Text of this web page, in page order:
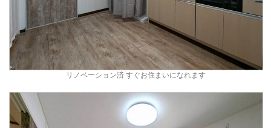
リノベーション済 すぐお住まいになれます